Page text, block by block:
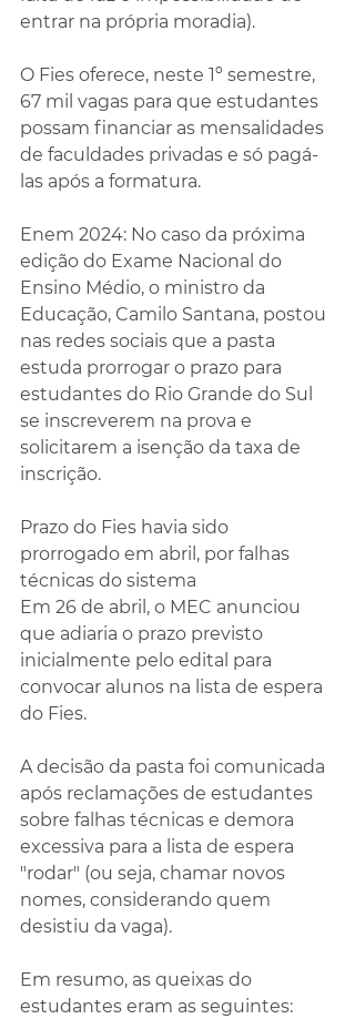
entrar na própria moradia).
O Fies oferece, neste 1º semestre,
67 mil vagas para que estudantes
possam financiar as mensalidades
de faculdades privadas e só pagá-
las após a formatura.
Enem 2024: No caso da próxima
edição do Exame Nacional do
Ensino Médio, o ministro da
Educação, Camilo Santana, postou
nas redes sociais que a pasta
estuda prorrogar o prazo para
estudantes do Rio Grande do Sul
se inscreverem na prova e
solicitarem a isenção da taxa de
inscrição.
Prazo do Fies havia sido
prorrogado em abril, por falhas
técnicas do sistema
Em 26 de abril, o MEC anunciou
que adiaria o prazo previsto
inicialmente pelo edital para
convocar alunos na lista de espera
do Fies.
A decisão da pasta foi comunicada
após reclamações de estudantes
sobre falhas técnicas e demora
excessiva para a lista de espera
"rodar" (ou seja, chamar novos
nomes, considerando quem
desistiu da vaga).
Em resumo, as queixas do
estudantes eram as seguintes: